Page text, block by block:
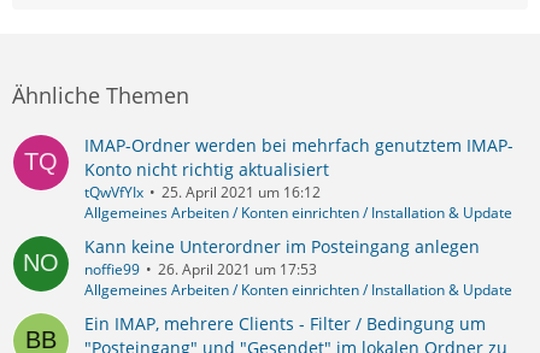
Ähnliche Themen
IMAP-Ordner werden bei mehrfach genutztem IMAP-
Konto nicht richtig aktualisiert
tQwVfYIx
25. April 2021 um 16:12
Allgemeines Arbeiten / Konten einrichten / Installation & Update
Kann keine Unterordner im Posteingang anlegen
noffie99
26. April 2021 um 17:53
Allgemeines Arbeiten / Konten einrichten / Installation & Update
Ein IMAP, mehrere Clients - Filter / Bedingung um
"Posteingang" und "Gesendet" im lokalen Ordner zu